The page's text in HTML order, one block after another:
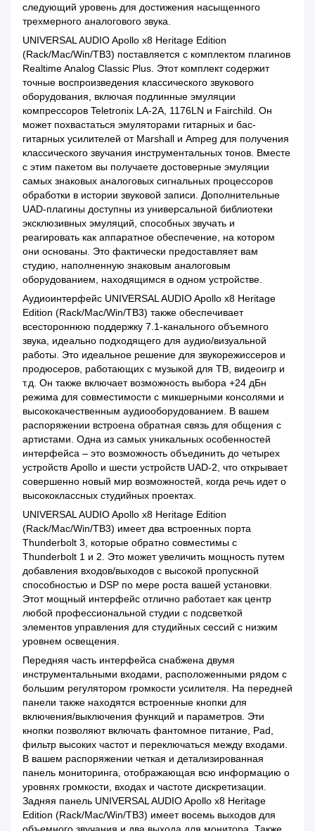
следующий уровень для достижения насыщенного
трехмерного аналогового звука.
UNIVERSAL AUDIO Apollo x8 Heritage Edition
(Rack/Mac/Win/TB3) поставляется с комплектом плагинов
Realtime Analog Classic Plus. Этот комплект содержит
точные воспроизведения классического звукового
оборудования, включая подлинные эмуляции
компрессоров Teletronix LA-2A, 1176LN и Fairchild. Он
может похвастаться эмуляторами гитарных и бас-
гитарных усилителей от Marshall и Ampeg для получения
классического звучания инструментальных тонов. Вместе
с этим пакетом вы получаете достоверные эмуляции
самых знаковых аналоговых сигнальных процессоров
обработки в истории звуковой записи. Дополнительные
UAD-плагины доступны из универсальной библиотеки
эксклюзивных эмуляций, способных звучать и
реагировать как аппаратное обеспечение, на котором
они основаны. Это фактически предоставляет вам
студию, наполненную знаковым аналоговым
оборудованием, находящимся в одном устройстве.
Аудиоинтерфейс UNIVERSAL AUDIO Apollo x8 Heritage
Edition (Rack/Mac/Win/TB3) также обеспечивает
всестороннюю поддержку 7.1-канального объемного
звука, идеально подходящего для аудио/визуальной
работы. Это идеальное решение для звукорежиссеров и
продюсеров, работающих с музыкой для ТВ, видеоигр и
т.д. Он также включает возможность выбора +24 дБн
режима для совместимости с микшерными консолями и
высококачественным аудиооборудованием. В вашем
распоряжении встроена обратная связь для общения с
артистами. Одна из самых уникальных особенностей
интерфейса – это возможность объединить до четырех
устройств Apollo и шести устройств UAD-2, что открывает
совершенно новый мир возможностей, когда речь идет о
высококлассных студийных проектах.
UNIVERSAL AUDIO Apollo x8 Heritage Edition
(Rack/Mac/Win/TB3) имеет два встроенных порта
Thunderbolt 3, которые обратно совместимы с
Thunderbolt 1 и 2. Это может увеличить мощность путем
добавления входов/выходов с высокой пропускной
способностью и DSP по мере роста вашей установки.
Этот мощный интерфейс отлично работает как центр
любой профессиональной студии с подсветкой
элементов управления для студийных сессий с низким
уровнем освещения.
Передняя часть интерфейса снабжена двумя
инструментальными входами, расположенными рядом с
большим регулятором громкости усилителя. На передней
панели также находятся встроенные кнопки для
включения/выключения функций и параметров. Эти
кнопки позволяют включать фантомное питание, Pad,
фильтр высоких частот и переключаться между входами.
В вашем распоряжении четкая и детализированная
панель мониторинга, отображающая всю информацию о
уровнях громкости, входах и частоте дискретизации.
Задняя панель UNIVERSAL AUDIO Apollo x8 Heritage
Edition (Rack/Mac/Win/TB3) имеет восемь выходов для